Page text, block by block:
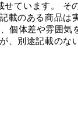
せています。 そ
載のある商品は
個体差や雰囲気
、別途記載のな